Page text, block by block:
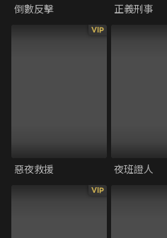
倒數反擊 正義刑事
VIP
惡夜救援 夜班證人
VIP